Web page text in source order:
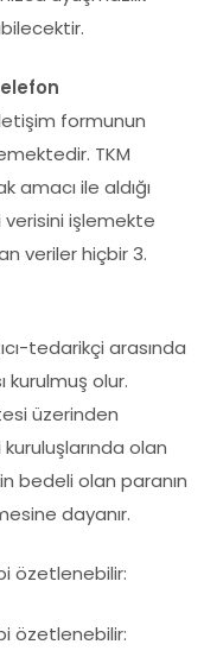
formunun
TKM
amacı ile aldığı
işlemekte
veriler hiçbir 3.
tedarikçi arasında
kurulmuş olur.
üzerinden
olan
bedeli olan paranın
dayanır.
özetlenebilir:
özetlenebilir: